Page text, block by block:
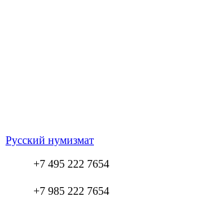
Русский нумизмат
+7 495 222 7654
+7 985 222 7654